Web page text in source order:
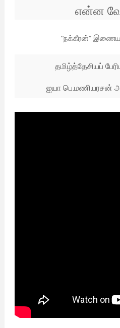
என்ன
“நக்கீரன்”
தமிழ்த்தேசியப்
ஐயா பெ.மணியரசன்